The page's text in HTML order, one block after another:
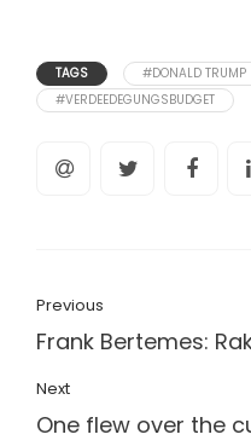
TAGS #DONALD TRUMP
#VERDEEDEGUNGSBUDGET
Previous
Frank Bertemes:
Next
One flew over the